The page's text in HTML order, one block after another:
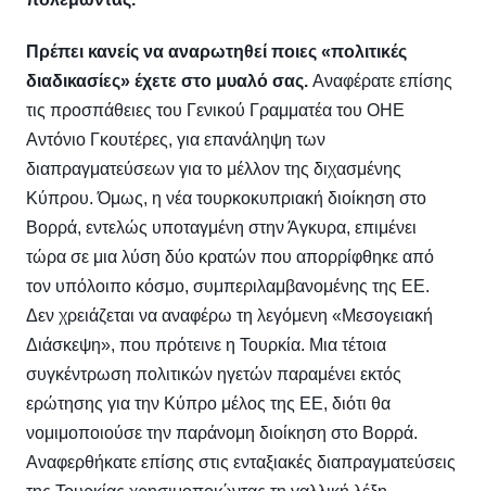
Πρέπει κανείς να αναρωτηθεί ποιες «πολιτικές
διαδικασίες» έχετε στο μυαλό σας. Αναφέρατε επίσης
τις προσπάθειες του Γενικού Γραμματέα του ΟΗΕ
Αντόνιο Γκουτέρες, για επανάληψη των
διαπραγματεύσεων για το μέλλον της διχασμένης
Κύπρου. Όμως, η νέα τουρκοκυπριακή διοίκηση στο
Βορρά, εντελώς υποταγμένη στην Άγκυρα, επιμένει
τώρα σε μια λύση δύο κρατών που απορρίφθηκε από
τον υπόλοιπο κόσμο, συμπεριλαμβανομένης της ΕΕ.
Δεν χρειάζεται να αναφέρω τη λεγόμενη «Μεσογειακή
Διάσκεψη», που πρότεινε η Τουρκία. Μια τέτοια
συγκέντρωση πολιτικών ηγετών παραμένει εκτός
ερώτησης για την Κύπρο μέλος της ΕΕ, διότι θα
νομιμοποιούσε την παράνομη διοίκηση στο Βορρά.
Αναφερθήκατε επίσης στις ενταξιακές διαπραγματεύσεις